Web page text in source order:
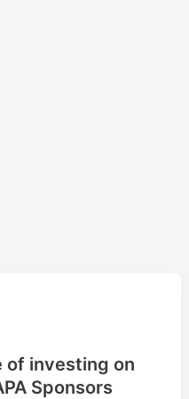
of investing on
Sponsors